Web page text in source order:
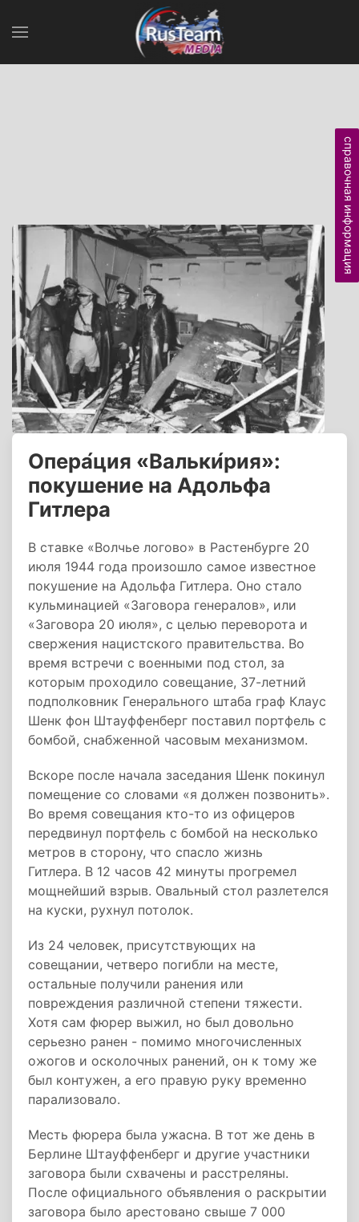
Опера́ция «Вальки́рия»:
покушение на Адольфа
Гитлера
В ставке «Волчье логово» в Растенбурге 20
июля 1944 года произошло самое известное
покушение на Адольфа Гитлера. Оно стало
кульминацией «Заговора генералов», или
«Заговора 20 июля», с целью переворота и
свержения нацистского правительства. Во
время встречи с военными под стол, за
которым проходило совещание, 37-летний
подполковник Генерального штаба граф Клаус
Шенк фон Штауффенберг поставил портфель с
бомбой, снабженной часовым механизмом.
Вскоре после начала заседания Шенк покинул
помещение со словами «я должен позвонить».
Во время совещания кто-то из офицеров
передвинул портфель с бомбой на несколько
метров в сторону, что спасло жизнь
Гитлера. В 12 часов 42 минуты прогремел
мощнейший взрыв. Овальный стол разлетелся
на куски, рухнул потолок.
Из 24 человек, присутствующих на
совещании, четверо погибли на месте,
остальные получили ранения или
повреждения различной степени тяжести.
Хотя сам фюрер выжил, но был довольно
серьезно ранен - помимо многочисленных
ожогов и осколочных ранений, он к тому же
был контужен, а его правую руку временно
парализовало.
Месть фюрера была ужасна. В тот же день в
Берлине Штауффенберг и другие участники
заговора были схвачены и расстреляны.
После официального объявления о раскрытии
заговора было арестовано свыше 7 000
справочная информация